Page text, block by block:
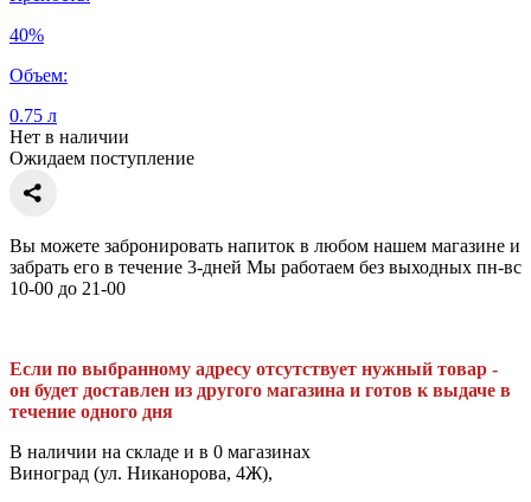
40%
Объем:
0.75 л
Нет в наличии
Ожидаем поступление
Вы можете забронировать напиток в любом нашем магазине и
забрать его в течение 3-дней Мы работаем без выходных пн-вс
10-00 до 21-00
Если по выбранному адресу отсутствует нужный товар -
он будет доставлен из другого магазина и готов к выдаче в
течение одного дня
В наличии на складе и в 0 магазинах
Виноград (ул. Никанорова, 4Ж),